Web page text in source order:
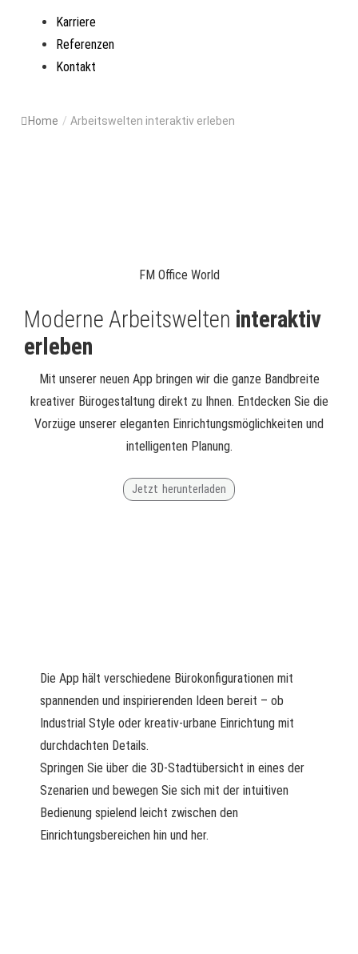
Karriere
Referenzen
Kontakt
Home / Arbeitswelten interaktiv erleben
FM Office World
Moderne Arbeitswelten interaktiv
erleben
Mit unserer neuen App bringen wir die ganze Bandbreite
kreativer Bürogestaltung direkt zu Ihnen. Entdecken Sie die
Vorzüge unserer eleganten Einrichtungsmöglichkeiten und
intelligenten Planung.
Jetzt herunterladen
Die App hält verschiedene Bürokonfigurationen mit
spannenden und inspirierenden Ideen bereit – ob
Industrial Style oder kreativ-urbane Einrichtung mit
durchdachten Details.
Springen Sie über die 3D-Stadtübersicht in eines der
Szenarien und bewegen Sie sich mit der intuitiven
Bedienung spielend leicht zwischen den
Einrichtungsbereichen hin und her.